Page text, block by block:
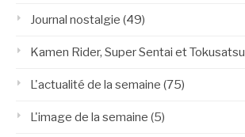
Journal nostalgie (49)
Kamen Rider, Super Sentai et Tokusatsu
L'actualité de la semaine (75)
L'image de la semaine (5)